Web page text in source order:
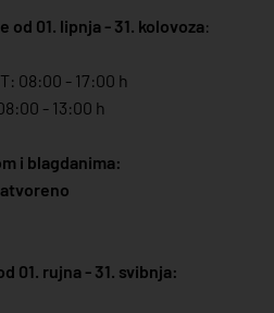
od 01. lipnja - 31. kolovoza:
08:00 - 17:00 h
- 13:00 h
i blagdanima:
01. rujna - 31. svibnja: